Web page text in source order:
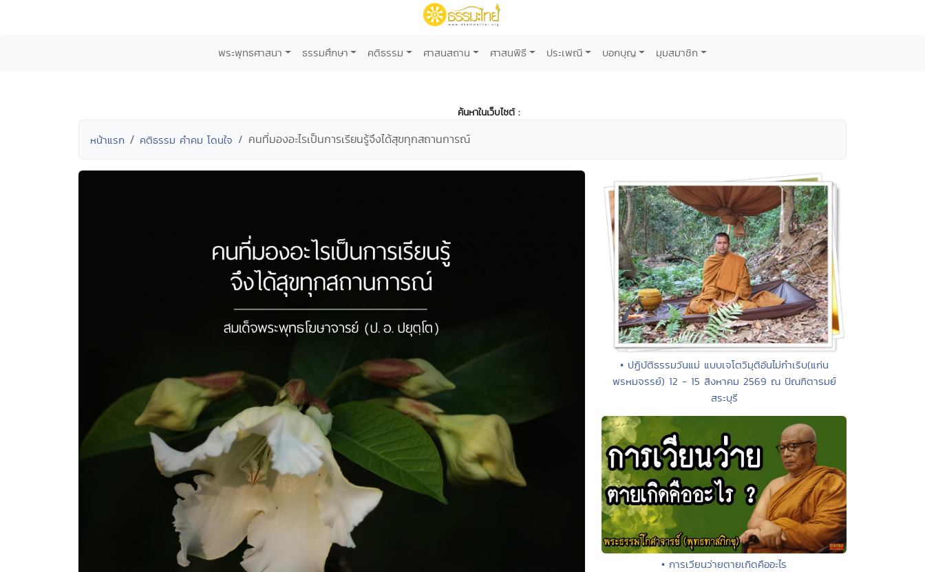
พระพุทธศาสนา ธรรมศึกษา คติธรรม ศาสนสถาน ศาสนพิธี ประเพณี บอกบุญ มุมสมาชิก
ค้นหาในเว็บไซต์ :
หน้าแรก คติธรรม คำคม โดนใจ คนที่มองอะไรเป็นการเรียนรู้จึงได้สุขทุกสถานการณ์
• ปฏิบัติธรรมวันแม่ แบบเจโตวิมุติอันไม่กำเริบ(แก่น
พรหมจรรย์) 12 - 15 สิงหาคม 2569 ณ ปัณฑิตารมย์
สระบุรี
• การเวียนว่ายตายเกิดคืออะไร